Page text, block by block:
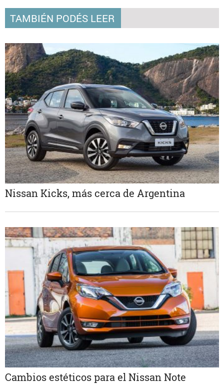
TAMBIÉN PODÉS LEER
Nissan Kicks, más cerca de Argentina
Cambios estéticos para el Nissan Note